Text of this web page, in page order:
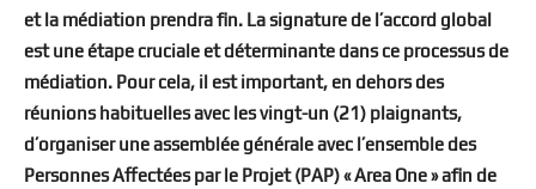
et la médiation prendra fin. La signature de l’accord global
est une étape cruciale et déterminante dans ce processus de
médiation. Pour cela, il est important, en dehors des
réunions habituelles avec les vingt-un (21) plaignants,
d’organiser une assemblée générale avec l’ensemble des
Personnes Affectées par le Projet (PAP) « Area One » afin de